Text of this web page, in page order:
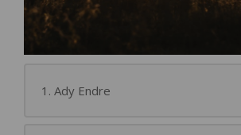
1. Ady Endre